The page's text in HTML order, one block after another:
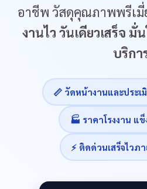
อาชีพ วัสดุคุณภาพพรีเมี่
งานไว วันเดียวเสร็จ
บริกา
📏 วัดหน้างานและประเ
🏭 ราคาโรงงาน แ
⚡ ติดด่วนเสร็จไวภ